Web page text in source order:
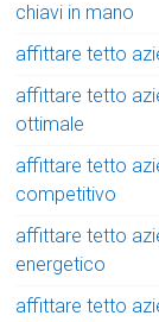
chiavi in mano
affittare tetto
affittare tetto
ottimale
affittare tetto
competitivo
affittare tetto
energetico
affittare tetto